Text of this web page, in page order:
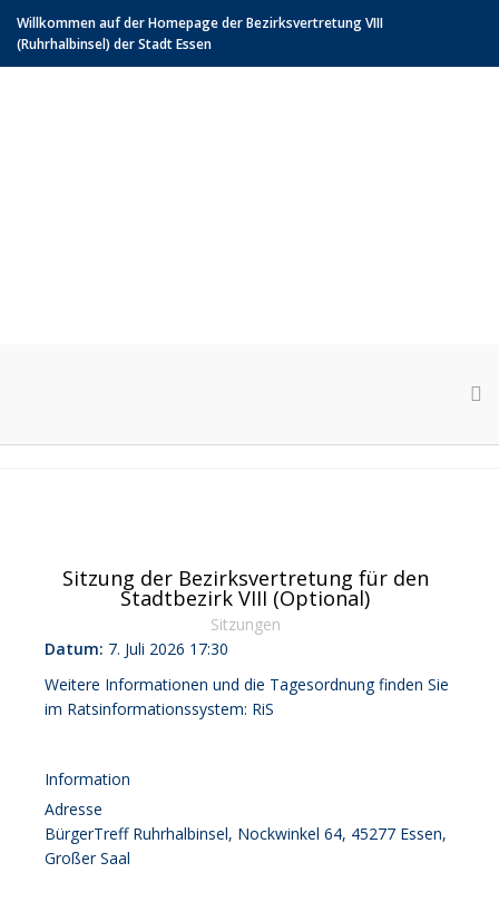
Willkommen auf der Homepage der Bezirksvertretung VIII
(Ruhrhalbinsel) der Stadt Essen
Sitzung der Bezirksvertretung für den
Stadtbezirk VIII (Optional)
Sitzungen
Datum: 7. Juli 2026 17:30
Weitere Informationen und die Tagesordnung finden Sie
im Ratsinformationssystem: RiS
Information
Adresse
BürgerTreff Ruhrhalbinsel, Nockwinkel 64, 45277 Essen,
Großer Saal